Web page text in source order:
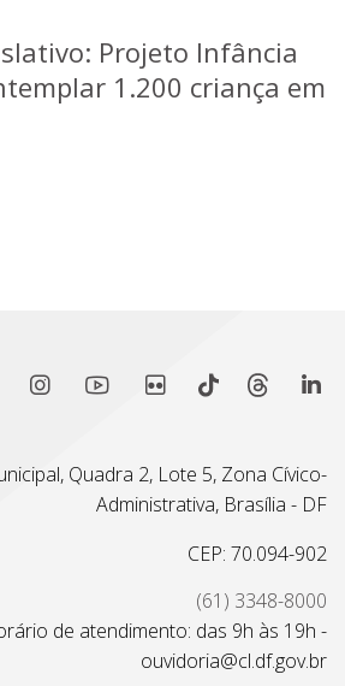
Projeto Infância
1.200 criança em
Quadra 2, Lote 5, Zona Cívico-
Administrativa, Brasília - DF
CEP: 70.094-902
(61) 3348-8000
de atendimento: das 9h às 19h -
ouvidoria@cl.df.gov.br